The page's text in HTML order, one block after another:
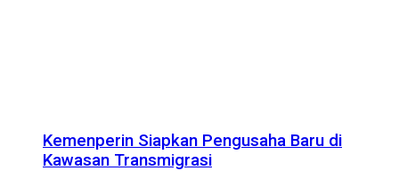
Kemenperin Siapkan Pengusaha Baru di
Kawasan Transmigrasi